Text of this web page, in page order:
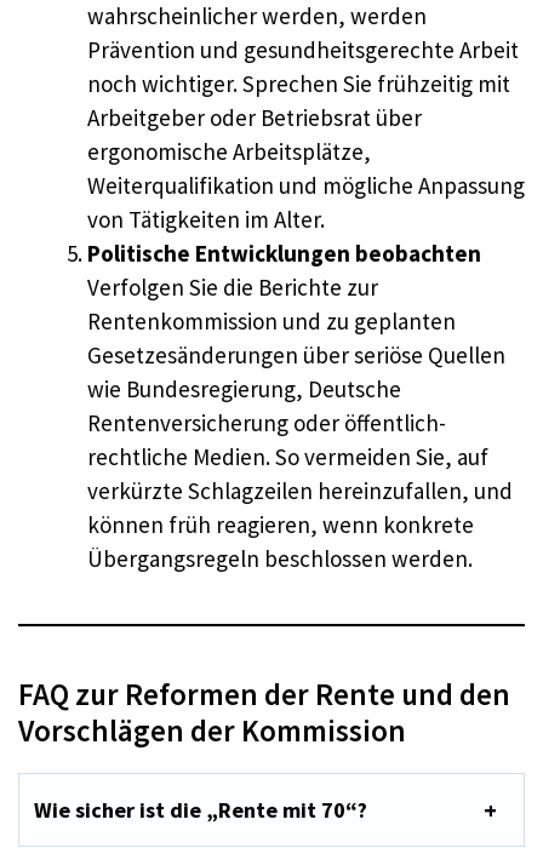
wahrscheinlicher werden, werden
Prävention und gesundheitsgerechte Arbeit
noch wichtiger. Sprechen Sie frühzeitig mit
Arbeitgeber oder Betriebsrat über
ergonomische Arbeitsplätze,
Weiterqualifikation und mögliche Anpassung
von Tätigkeiten im Alter.
Politische Entwicklungen beobachten
Verfolgen Sie die Berichte zur
Rentenkommission und zu geplanten
Gesetzesänderungen über seriöse Quellen
wie Bundesregierung, Deutsche
Rentenversicherung oder öffentlich-
rechtliche Medien. So vermeiden Sie, auf
verkürzte Schlagzeilen hereinzufallen, und
können früh reagieren, wenn konkrete
Übergangsregeln beschlossen werden.
FAQ zur Reformen der Rente und den
Vorschlägen der Kommission
Wie sicher ist die „Rente mit 70“?